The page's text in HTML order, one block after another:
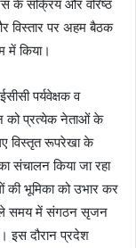
के सक्रिय और वरिष्ठ
विस्तार पर अहम बैठक
में किया।
पर्यवेक्षक व
को प्रत्येक नेताओं के
विस्तृत रूपरेखा के
किया जा रहा
की भूमिका को उभार कर
समय में संगठन सृजन
इस दौरान प्रदेश